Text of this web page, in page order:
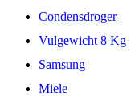
Condensdroger
Vulgewicht 8 Kg
Samsung
Miele